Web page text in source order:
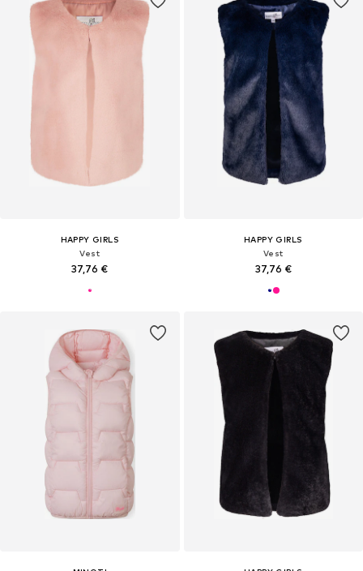
HAPPY GIRLS
Vest
37,76 €
HAPPY GIRLS
Vest
37,76 €